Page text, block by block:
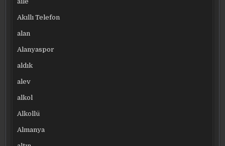
Akıllı Telefon
alan
Alanyaspor
aldık
alev
alkol
Alkollü
Almanya